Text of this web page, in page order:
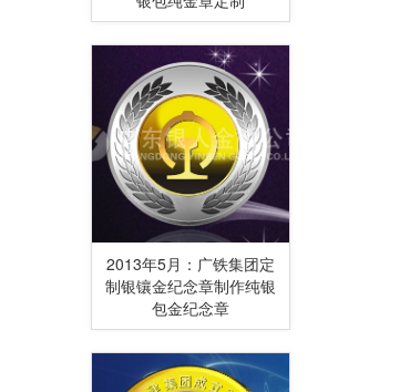
2013年5月：广铁集团定
制银镶金纪念章制作纯银
包金纪念章